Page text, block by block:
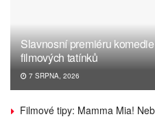
Slavnosní premiéru
filmových tatínků
7 SRPNA, 2026
Filmové tipy: Mamma Mia!